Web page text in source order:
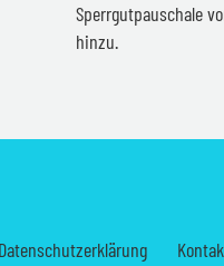
Sperrgutpauschale
hinzu.
Datenschutzerklärung